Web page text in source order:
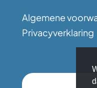
Algemene
Privacyverklaring